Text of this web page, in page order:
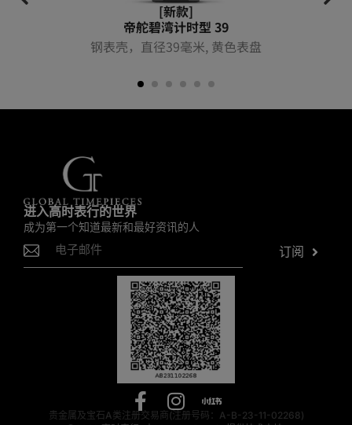
[新款]
帝舵碧湾计时型 39
钢表壳，直径39毫米, 黄色表盘
进入高时表行的世界
成为第一个知道最新和最好资讯的人
订阅
贵金属及宝石A类注册交易商(注册号码：A-B-23-11-02268)